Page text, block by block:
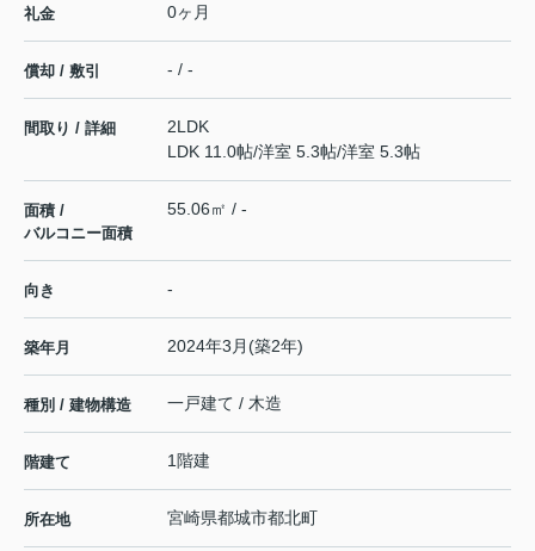
礼金 0ヶ月
償却 / 敷引 - / -
間取り / 詳細
2LDK
LDK 11.0帖/洋室 5.3帖/洋室 5.3帖
面積 /
バルコニー面積
55.06㎡ / -
向き -
築年月 2024年3月(築2年)
種別 / 建物構造 一戸建て / 木造
階建て 1階建
所在地 宮崎県都城市都北町